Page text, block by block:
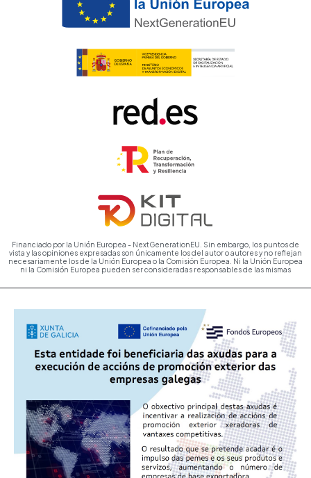
Financiado por la Unión Europea - NextGenerationEU. Sin embargo, los puntos de
vista y las opiniones expresadas son únicamente los del autor o autores y no reflejan
necesariamente los de la Unión Europea o la Comisión Europea. Ni la Unión Europea
ni la Comisión Europea pueden ser consideradas responsables de las mismas